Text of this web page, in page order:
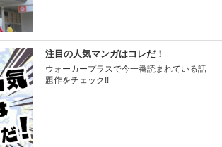
注目の人気マンガはコレだ！
ウォーカープラスで今一番読まれている話
題作をチェック!!